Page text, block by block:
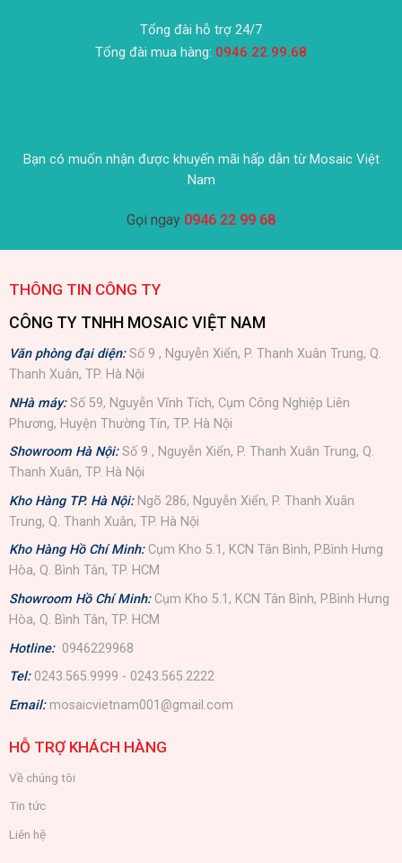
Tổng đài hỗ trợ 24/7
Tổng đài mua hàng: 0946.22.99.68
Bạn có muốn nhận được khuyến mãi hấp dẫn từ Mosaic Việt
Nam
Gọi ngay 0946 22 99 68
THÔNG TIN CÔNG TY
CÔNG TY TNHH MOSAIC VIỆT NAM
Văn phòng đại diện:Số 9 , Nguyễn Xiển, P. Thanh Xuân Trung, Q.
Thanh Xuân, TP. Hà Nội
NHà máy: Số 59, Nguyễn Vĩnh Tích, Cụm Công Nghiệp Liên
Phương, Huyện Thường Tín, TP. Hà Nội
Showroom Hà Nội: Số 9 , Nguyễn Xiển, P. Thanh Xuân Trung, Q.
Thanh Xuân, TP. Hà Nội
Kho Hàng TP. Hà Nội: Ngõ 286, Nguyễn Xiển, P. Thanh Xuân
Trung, Q. Thanh Xuân, TP. Hà Nội
Kho Hàng Hồ Chí Minh: Cụm Kho 5.1, KCN Tân Bình, P.Bình Hưng
Hòa, Q. Bình Tân, TP. HCM
Showroom Hồ Chí Minh: Cụm Kho 5.1, KCN Tân Bình, P.Bình Hưng
Hòa, Q. Bình Tân, TP. HCM
Hotline: 0946229968
Tel: 0243.565.9999 - 0243.565.2222
Email: mosaicvietnam001@gmail.com
HỖ TRỢ KHÁCH HÀNG
Về chúng tôi
Tin tức
Liên hệ